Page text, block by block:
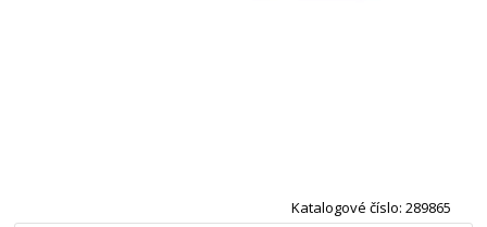
Katalogové číslo: 289865